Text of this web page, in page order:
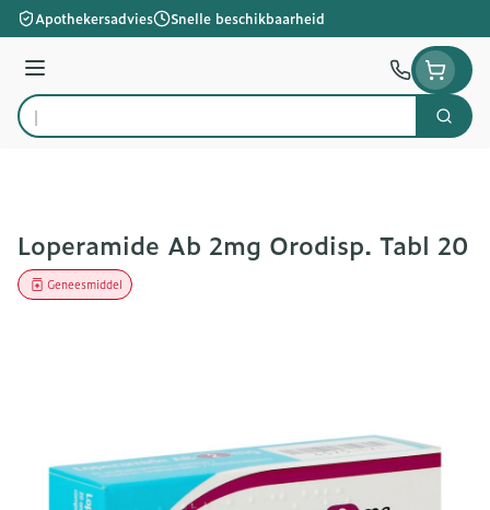
Ga naar de inhoud
Apothekersadvies Snelle beschikbaarheid
Menu
Product, merk, categorie...
Zoek
Loperamide Ab 2mg Orodisp. Tabl 20
Geneesmiddel